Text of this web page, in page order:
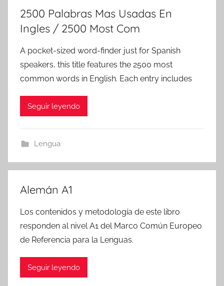
2500 Palabras Mas Usadas En
Ingles / 2500 Most Com
A pocket-sized word-finder just for Spanish
speakers, this title features the 2500 most
common words in English. Each entry includes
Seguir leyendo
Lengua
Alemán A1
Los contenidos y metodología de este libro
responden al nivel A1 del Marco Común Europeo
de Referencia para la Lenguas.
Seguir leyendo